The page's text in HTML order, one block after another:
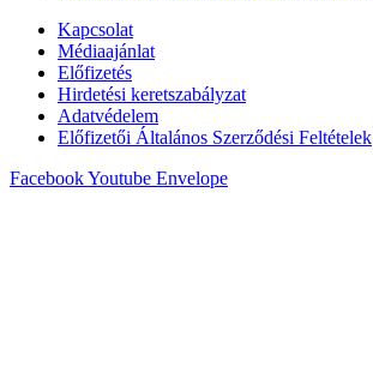
Kapcsolat
Médiaajánlat
Előfizetés
Hirdetési keretszabályzat
Adatvédelem
Előfizetői Általános Szerződési Feltételek
FacebookYoutube Envelope